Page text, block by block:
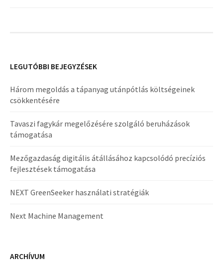
LEGUTÓBBI BEJEGYZÉSEK
Három megoldás a tápanyag utánpótlás költségeinek
csökkentésére
Tavaszi fagykár megelőzésére szolgáló beruházások
támogatása
Mezőgazdaság digitális átállásához kapcsolódó precíziós
fejlesztések támogatása
NEXT GreenSeeker használati stratégiák
Next Machine Management
ARCHÍVUM